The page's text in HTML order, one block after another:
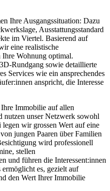
Ihre Ausgangssituation: Dazu
Ausstattungsstandard
im Viertel. Basierend auf
eine realistische
Ihre Wohnung optimal.
Rundgang sowie detaillierte
Services wie ein ansprechendes
anspricht, die Interesse
Immobilie auf allen
nutzen unser Netzwerk sowohl
wir grossen Wert auf eine
jungen Paaren über Familien
wird professionell
stellen
und führen die Interessent:innen
es, gezielt auf
den Wert Ihrer Immobilie